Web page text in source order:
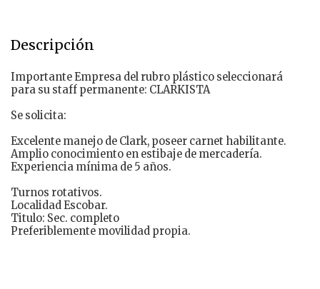
Descripción
Importante Empresa del rubro plástico seleccionará
para su staff permanente: CLARKISTA
Se solicita:
Excelente manejo de Clark, poseer carnet habilitante.
Amplio conocimiento en estibaje de mercadería.
Experiencia mínima de 5 años.
Turnos rotativos.
Localidad Escobar.
Titulo: Sec. completo
Preferiblemente movilidad propia.